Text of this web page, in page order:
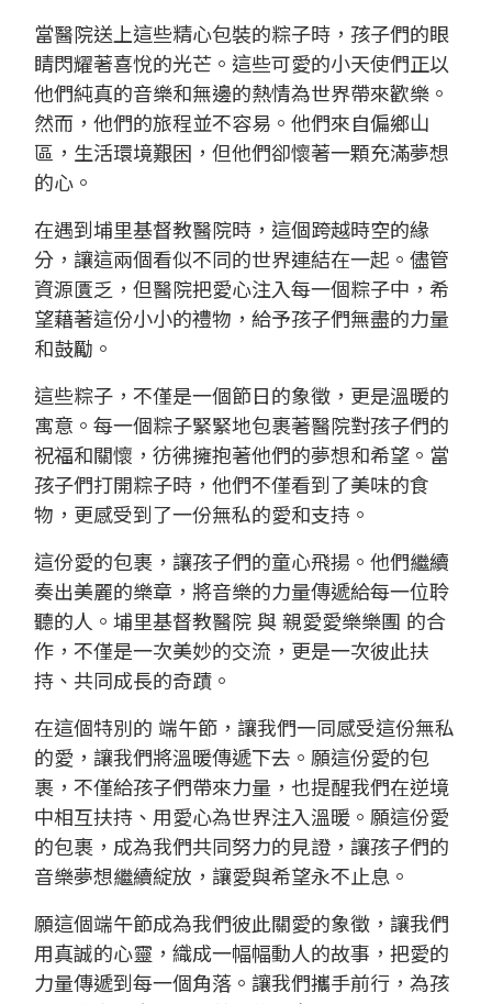
當醫院送上這些精心包裝的粽子時，孩子們的眼
睛閃耀著喜悅的光芒。這些可愛的小天使們正以
他們純真的音樂和無邊的熱情為世界帶來歡樂。
然而，他們的旅程並不容易。他們來自偏鄉山
區，生活環境艱困，但他們卻懷著一顆充滿夢想
的心。
在遇到埔里基督教醫院時，這個跨越時空的緣
分，讓這兩個看似不同的世界連結在一起。儘管
資源匱乏，但醫院把愛心注入每一個粽子中，希
望藉著這份小小的禮物，給予孩子們無盡的力量
和鼓勵。
這些粽子，不僅是一個節日的象徵，更是溫暖的
寓意。每一個粽子緊緊地包裹著醫院對孩子們的
祝福和關懷，彷彿擁抱著他們的夢想和希望。當
孩子們打開粽子時，他們不僅看到了美味的食
物，更感受到了一份無私的愛和支持。
這份愛的包裹，讓孩子們的童心飛揚。他們繼續
奏出美麗的樂章，將音樂的力量傳遞給每一位聆
聽的人。 埔里基督教醫院 與 親愛愛樂樂團 的合
作，不僅是一次美妙的交流，更是一次彼此扶
持、共同成長的奇蹟。
在這個特別的 端午節 ，讓我們一同感受這份無私
的愛，讓我們將溫暖傳遞下去。願這份愛的包
裹，不僅給孩子們帶來力量，也提醒我們在逆境
中相互扶持、用愛心為世界注入溫暖。願這份愛
的包裹，成為我們共同努力的見證，讓孩子們的
音樂夢想繼續綻放，讓愛與希望永不止息。
願這個端午節成為我們彼此關愛的象徵，讓我們
用真誠的心靈，織成一幅幅動人的故事，把愛的
力量傳遞到每一個角落。讓我們攜手前行，為孩